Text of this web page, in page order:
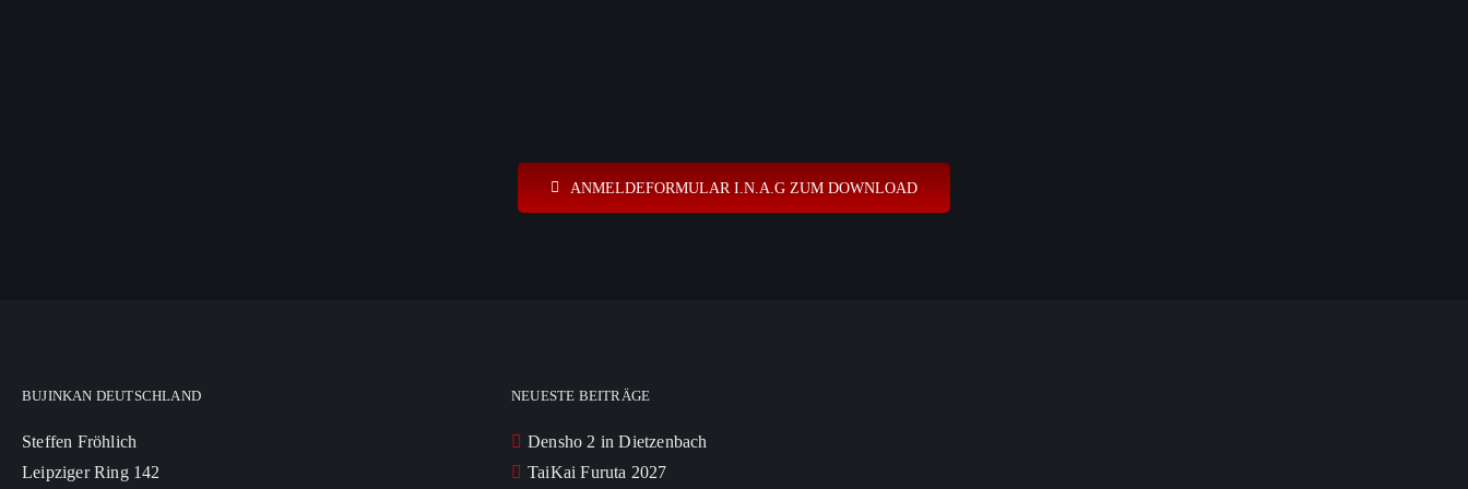
ANMELDEFORMULAR I.N.A.G ZUM DOWNLOAD
BUJINKAN DEUTSCHLAND
Steffen Fröhlich
Leipziger Ring 142
NEUESTE BEITRÄGE
Densho 2 in Dietzenbach
TaiKai Furuta 2027